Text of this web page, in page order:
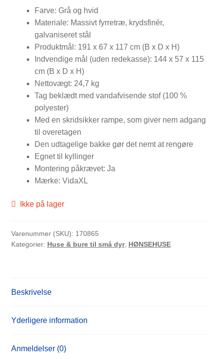
Farve: Grå og hvid
Materiale: Massivt fyrretræ, krydsfinér,
galvaniseret stål
Produktmål: 191 x 67 x 117 cm (B x D x H)
Indvendige mål (uden redekasse): 144 x 57 x 115
cm (B x D x H)
Nettovægt: 24,7 kg
Tag beklædt med vandafvisende stof (100 %
polyester)
Med en skridsikker rampe, som giver nem adgang
til overetagen
Den udtagelige bakke gør det nemt at rengøre
Egnet til kyllinger
Montering påkrævet: Ja
Mærke: VidaXL
Ikke på lager
Varenummer (SKU): 170865
Kategorier: Huse & bure til små dyr, HØNSEHUSE
Beskrivelse
Yderligere information
Anmeldelser (0)